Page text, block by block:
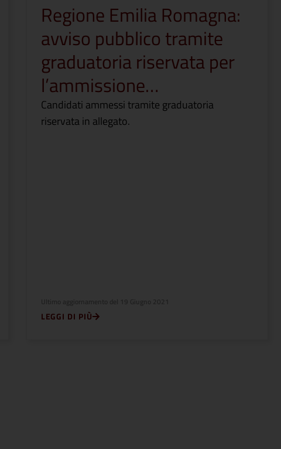
Regione Emilia Romagna:
avviso pubblico tramite
graduatoria riservata per
l’ammissione…
Candidati ammessi tramite graduatoria
riservata in allegato.
LEGGI DI PIÙ